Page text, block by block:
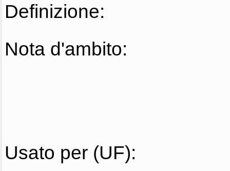
Definizione:
Nota d'ambito:
Usato per (UF):